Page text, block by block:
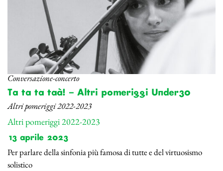
Conversazione-concerto
Ta ta ta taà! – Altri pomeriggi Under30
Altri pomeriggi 2022-2023
Altri pomeriggi 2022-2023
13 aprile 2023
Per parlare della sinfonia più famosa di tutte e del virtuosismo
solistico